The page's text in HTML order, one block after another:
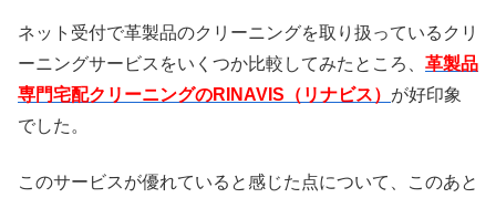
ネット受付で革製品のクリーニングを取り扱っているクリ
ーニングサービスをいくつか比較してみたところ、 革製品
専門宅配クリーニングのRINAVIS（リナビス） が好印象
でした。
このサービスが優れていると感じた点について、このあと